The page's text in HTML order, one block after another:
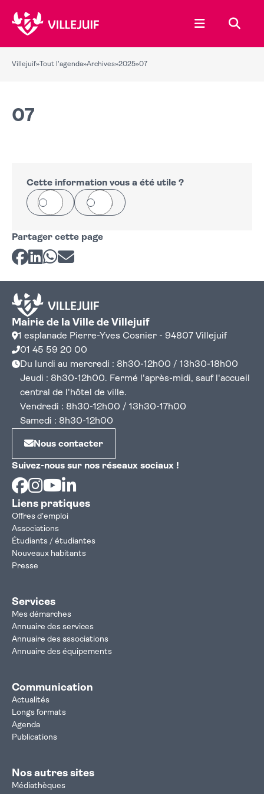
Ouvrir le
Villejuif» Tout l'agenda»Archives»2025»07
07
Cette information vous a été utile ?
Oui Non
Partager cette page
Partager sur Facebook
Partager sur LinkedIn
Partager sur Whatsapp
Partager par courriel
Mairie de la Ville de Villejuif
1 esplanade Pierre-Yves Cosnier - 94807 Villejuif
01 45 59 20 00
Du lundi au mercredi : 8h30-12h00 / 13h30-18h00
Jeudi : 8h30-12h00. Fermé l'après-midi, sauf l'accueil
central de l'hôtel de ville.
Vendredi : 8h30-12h00 / 13h30-17h00
Samedi : 8h30-12h00
Nous contacter
Suivez-nous sur nos réseaux sociaux !
Facebook
Instagram
Youtube
Liens pratiques
Offres d'emploi
Associations
Étudiants / étudiantes
Nouveaux habitants
Presse
Services
Mes démarches
Annuaire des services
Annuaire des associations
Annuaire des équipements
Communication
Actualités
Longs formats
Agenda
Publications
Nos autres sites
Médiathèques